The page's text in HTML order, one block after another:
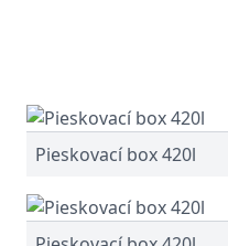
Pieskovací box 420l